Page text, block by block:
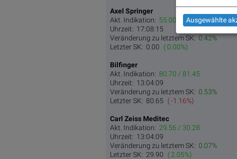
Axel Springer
Akt. Indikation: 55.00 / 55.35
Uhrzeit: 17:08:15
Veränderung zu letztem SK:0.42%
Letzter SK: 0.00 ( 0.00%)
Bilfinger
Akt. Indikation: 80.70 / 81.45
Uhrzeit: 13:04:09
Veränderung zu letztem SK: 0.53%
Letzter SK: 80.65 ( -1.16%)
Carl Zeiss Meditec
Akt. Indikation: 29.56 / 30.28
Uhrzeit: 13:04:09
Veränderung zu letztem SK: 0.07%
Letzter SK: 29.90 ( 2.05%)
Ausgewählte